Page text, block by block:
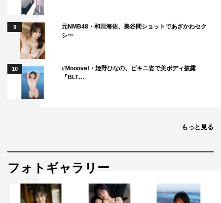
9
元NMB48・和田海佑、美谷間ショットであざかわセク
シー
10
#Mooove!・姫野ひなの、ビキニ姿で美ボディ披露
『BLT…
もっと見る
フォトギャラリー